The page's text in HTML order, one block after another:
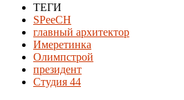
ТЕГИ
SPeeCH
главный архитектор
Имеретинка
Олимпстрой
президент
Студия 44